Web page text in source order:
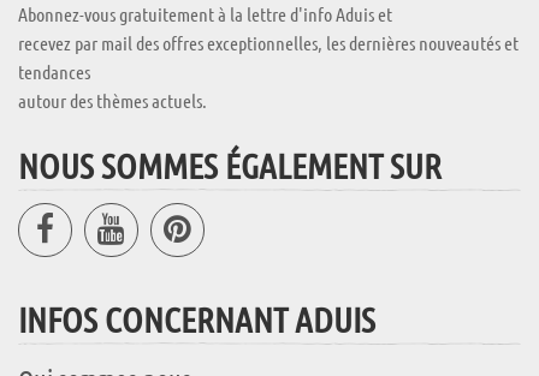
Abonnez-vous gratuitement à la lettre d'info Aduis et
recevez par mail des offres exceptionnelles, les dernières nouveautés et
tendances
autour des thèmes actuels.
NOUS SOMMES ÉGALEMENT SUR
INFOS CONCERNANT ADUIS